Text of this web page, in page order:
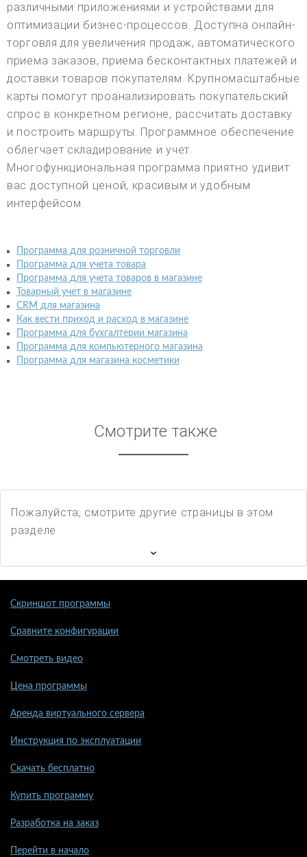
различными приложениями и устройствами для
оптимизации бизнес-процессов. Доступна онлайн-
торговля для увеличения продаж, автоматического
приема заказов, приема бесконтактных платежей и
доставки товаров покупателям. Крупномасштабные
карты помогут проанализировать покупательский
спрос в конкретном регионе, рассчитать доставку
и построить маршруты. Программное обеспечение
облегчает складирование и учет.
Многофункциональная программа приятно удивит
вас доступной ценой, красивым и удобным
интерфейсом.
Программа для розничной торговли
Программа для учета товара
Программа для учета товаров в магазине
Товарный учет в магазине
CRM для магазина
Как вести приход и расход в магазине
Программа для бухгалтерии магазина
Программа для компьютерного магазина
Программа для магазина косметики
Смотрите также
Пожалуйста, смотрите другие страницы в этом
разделе
Скриншот программы
Сравните конфигурации
Смотреть видео
Цена программы
Аренда виртуального сервера
Инструкция по эксплуатации
Скачать бесплатно
Купить программу
Разработка на заказ
Перейти в начало